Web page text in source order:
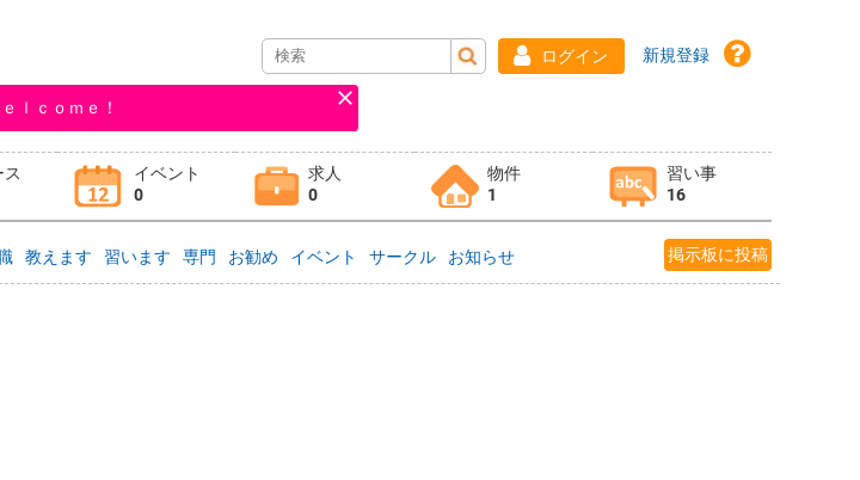
ログイン 新規登録
ｌｃｏｍｅ！
ス
イベント
0
求人
0
物件
1
習い事
16
教えます 習います 専門 お勧め イベント サークル お知らせ 掲示板に投稿